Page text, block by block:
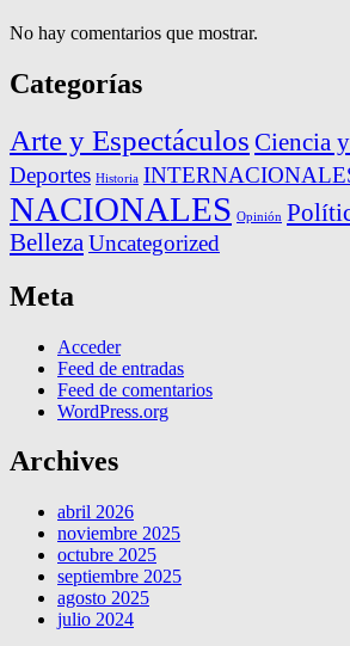
No hay comentarios que mostrar.
Categorías
Arte y Espectáculos Ciencia
Deportes Historia
NACIONALES Opinión
Belleza Uncategorized
Meta
Acceder
Feed de entradas
Feed de comentarios
WordPress.org
Archives
abril 2026
noviembre 2025
octubre 2025
septiembre 2025
agosto 2025
julio 2024